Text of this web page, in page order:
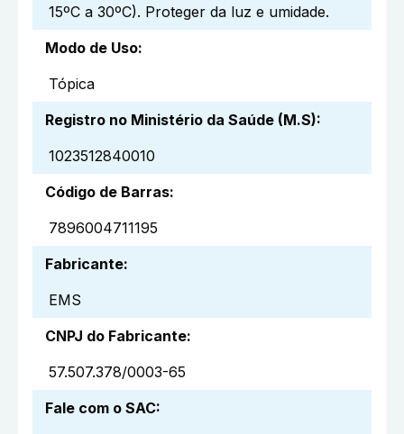
15ºC a 30ºC). Proteger da luz e umidade.
Modo de Uso:
Tópica
Registro no Ministério da Saúde (M.S):
1023512840010
Código de Barras:
7896004711195
Fabricante:
EMS
CNPJ do Fabricante:
57.507.378/0003-65
Fale com o SAC: